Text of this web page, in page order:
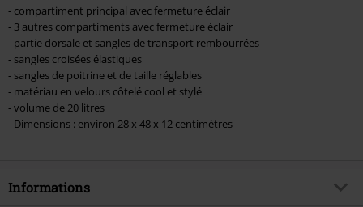
- compartiment principal avec fermeture éclair
- 3 autres compartiments avec fermeture éclair
- partie dorsale et sangles de transport rembourrées
- sangles croisées élastiques
- sangles de poitrine et de taille réglables
- matériau en velours côtelé cool et stylé
- volume de 20 litres
- Dimensions : environ 28 x 48 x 12 centimètres
Informations